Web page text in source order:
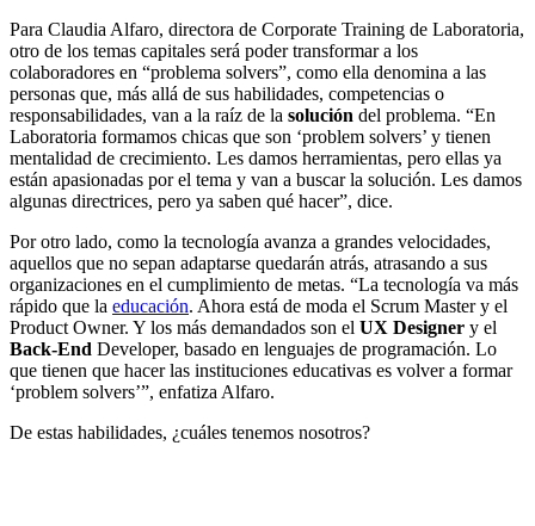
Para Claudia Alfaro, directora de Corporate Training de Laboratoria,
otro de los temas capitales será poder transformar a los
colaboradores en “problema solvers”, como ella denomina a las
personas que, más allá de sus habilidades, competencias o
responsabilidades, van a la raíz de la solución del problema. “En
Laboratoria formamos chicas que son ‘problem solvers’ y tienen
mentalidad de crecimiento. Les damos herramientas, pero ellas ya
están apasionadas por el tema y van a buscar la solución. Les damos
algunas directrices, pero ya saben qué hacer”, dice.
Por otro lado, como la tecnología avanza a grandes velocidades,
aquellos que no sepan adaptarse quedarán atrás, atrasando a sus
organizaciones en el cumplimiento de metas. “La tecnología va más
rápido que la educación. Ahora está de moda el Scrum Master y el
Product Owner. Y los más demandados son el UX Designer y el
Back-End Developer, basado en lenguajes de programación. Lo
que tienen que hacer las instituciones educativas es volver a formar
‘problem solvers’”, enfatiza Alfaro.
De estas habilidades, ¿cuáles tenemos nosotros?